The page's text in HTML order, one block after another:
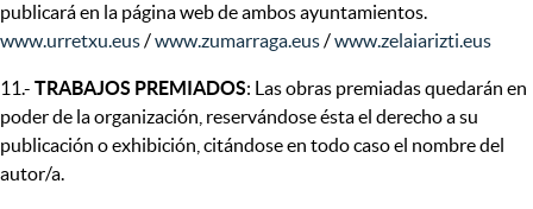
publicará en la página web de ambos ayuntamientos.
www.urretxu.eus/www.zumarraga.eus/www.zelaiarizti.eus
11.- TRABAJOS PREMIADOS: Las obras premiadas quedarán en
poder de la organización, reservándose ésta el derecho a su
publicación o exhibición, citándose en todo caso el nombre del
autor/a.